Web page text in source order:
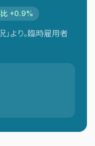
+0.9%
より。臨時雇用者